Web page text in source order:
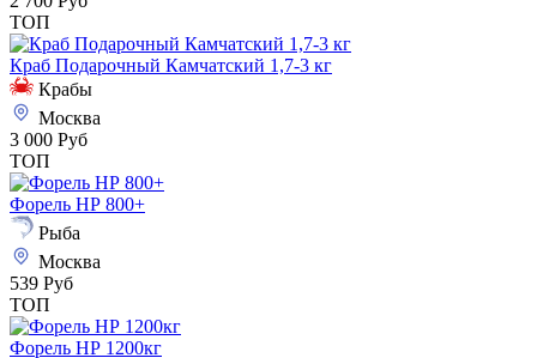
ТОП
Краб Подарочный Камчатский 1,7-3 кг
Крабы
Москва
3 000 Руб
ТОП
Форель НР 800+
Рыба
Москва
539 Руб
ТОП
Форель НР 1200кг